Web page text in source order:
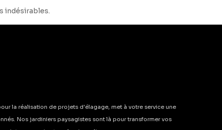
indésirables.
la réalisation de projets d'élagage, met à votre service une
Nos jardiniers paysagistes sont là pour transformer vos